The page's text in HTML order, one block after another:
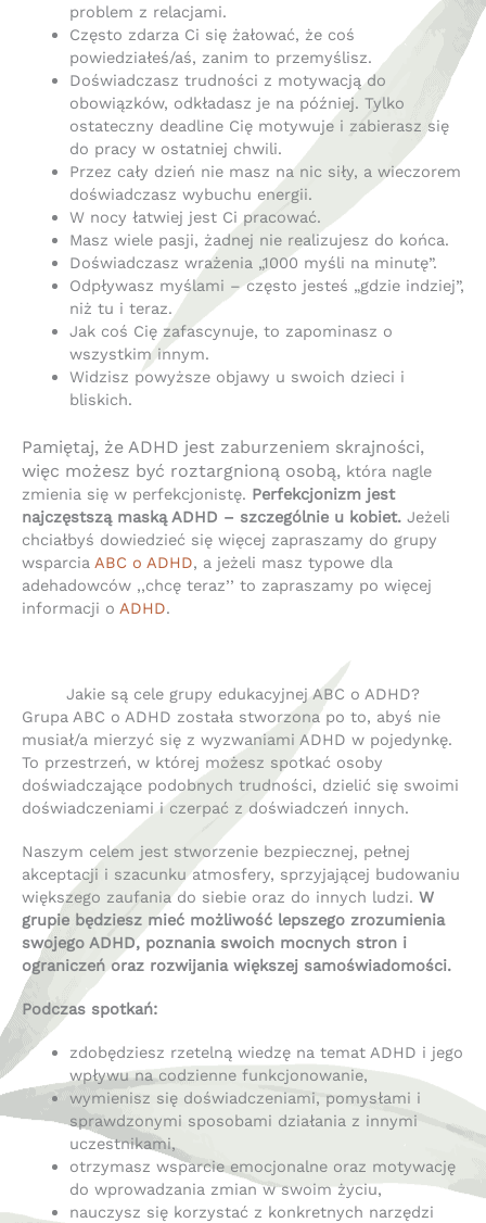
problem z relacjami.
Często zdarza Ci się żałować, że coś
powiedziałeś/aś, zanim to przemyślisz.
Doświadczasz trudności z motywacją do
obowiązków, odkładasz je na później. Tylko
ostateczny deadline Cię motywuje i zabierasz się
do pracy w ostatniej chwili.
Przez cały dzień nie masz na nic siły, a wieczorem
doświadczasz wybuchu energii.
W nocy łatwiej jest Ci pracować.
Masz wiele pasji, żadnej nie realizujesz do końca.
Doświadczasz wrażenia „1000 myśli na minutę”.
Odpływasz myślami – często jesteś „gdzie indziej”,
niż tu i teraz.
Jak coś Cię zafascynuje, to zapominasz o
wszystkim innym.
Widzisz powyższe objawy u swoich dzieci i
bliskich.
Pamiętaj, że ADHD jest zaburzeniem skrajności,
więc możesz być roztargnioną osobą, która nagle
zmienia się w perfekcjonistę. Perfekcjonizm jest
najczęstszą maską ADHD – szczególnie u kobiet. Jeżeli
chciałbyś dowiedzieć się więcej zapraszamy do grupy
wsparcia ABC o ADHD, a jeżeli masz typowe dla
adehadowców ,,chcę teraz’’ to zapraszamy po więcej
informacji o ADHD.
Jakie są cele grupy edukacyjnej ABC o ADHD?
Grupa ABC o ADHD została stworzona po to, abyś nie
musiał/a mierzyć się z wyzwaniami ADHD w pojedynkę.
To przestrzeń, w której możesz spotkać osoby
doświadczające podobnych trudności, dzielić się swoimi
doświadczeniami i czerpać z doświadczeń innych.
Naszym celem jest stworzenie bezpiecznej, pełnej
akceptacji i szacunku atmosfery, sprzyjającej budowaniu
większego zaufania do siebie oraz do innych ludzi. W
grupie będziesz mieć możliwość lepszego zrozumienia
swojego ADHD, poznania swoich mocnych stron i
ograniczeń oraz rozwijania większej samoświadomości.
Podczas spotkań:
zdobędziesz rzetelną wiedzę na temat ADHD i jego
wpływu na codzienne funkcjonowanie,
wymienisz się doświadczeniami, pomysłami i
sprawdzonymi sposobami działania z innymi
uczestnikami,
otrzymasz wsparcie emocjonalne oraz motywację
do wprowadzania zmian w swoim życiu,
nauczysz się korzystać z konkretnych narzędzi